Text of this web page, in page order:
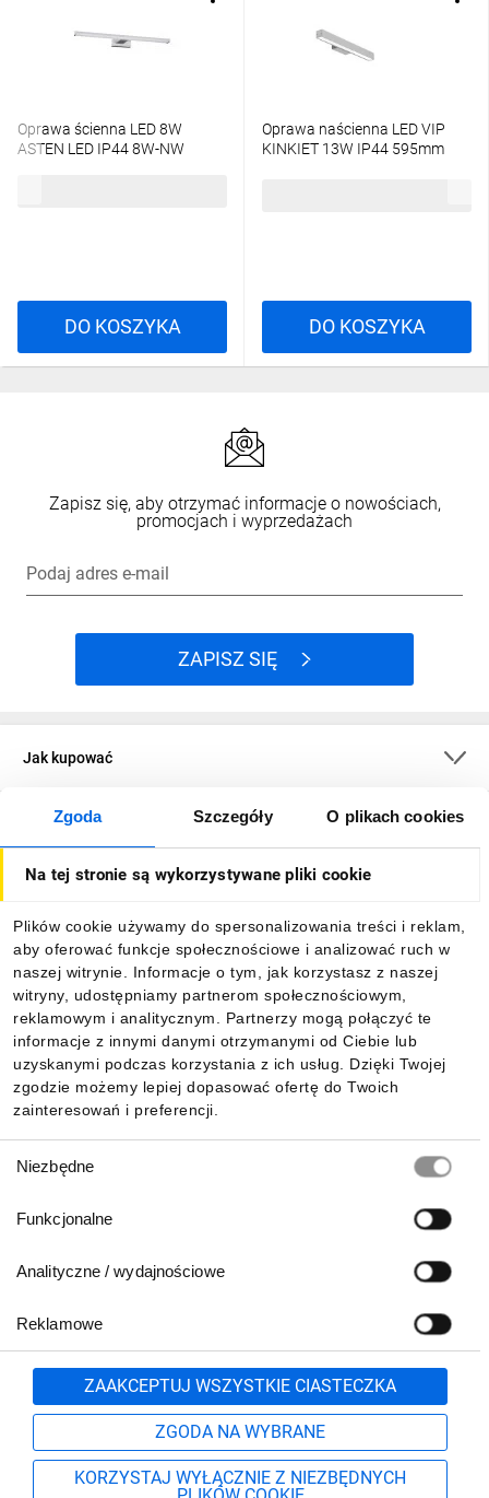
Zgoda Szczegóły O plikach cookies
Na tej stronie są wykorzystywane pliki cookie
Plików cookie używamy do spersonalizowania treści i reklam,
aby oferować funkcje społecznościowe i analizować ruch w
naszej witrynie. Informacje o tym, jak korzystasz z naszej
witryny, udostępniamy partnerom społecznościowym,
reklamowym i analitycznym. Partnerzy mogą połączyć te
informacje z innymi danymi otrzymanymi od Ciebie lub
uzyskanymi podczas korzystania z ich usług. Dzięki Twojej
zgodzie możemy lepiej dopasować ofertę do Twoich
zainteresowań i preferencji.
zgody
Niezbędne
Funkcjonalne
Analityczne / wydajnościowe
Reklamowe
ZAAKCEPTUJ WSZYSTKIE CIASTECZKA
ZGODA NA WYBRANE
KORZYSTAJ WYŁĄCZNIE Z NIEZBĘDNYCH
Oprawa ścienna LED 8W
ASTEN LED IP44 8W-NW
DO KOSZYKA
Oprawa naścienna LED VIP
KINKIET 13W IP44 595mm
DO KOSZYKA
Zapisz się, aby otrzymać informacje o nowościach,
promocjach i wyprzedażach
Podaj adres e-mail
ZAPISZ SIĘ
Jak kupować
O firmie
Informacje
Pobierz naszą aplikację mobilną:
801 500 700 lub
71 37 61 600
Formularz kontaktowy